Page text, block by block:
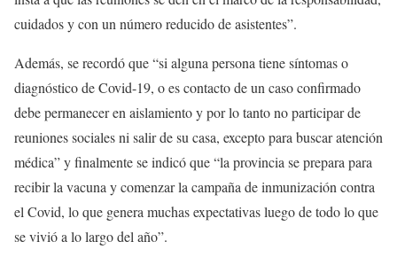
cuidados y con un número reducido de asistentes”.
Además, se recordó que “si alguna persona tiene síntomas o
diagnóstico de Covid-19, o es contacto de un caso confirmado
debe permanecer en aislamiento y por lo tanto no participar de
reuniones sociales ni salir de su casa, excepto para buscar atención
médica” y finalmente se indicó que “la provincia se prepara para
recibir la vacuna y comenzar la campaña de inmunización contra
el Covid, lo que genera muchas expectativas luego de todo lo que
se vivió a lo largo del año”.